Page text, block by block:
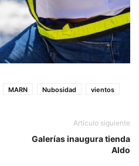
MARN Nubosidad vientos
Artículo siguiente
Galerías inaugura tienda
Aldo